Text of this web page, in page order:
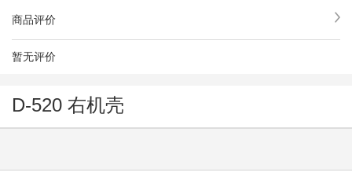
商品评价
暂无评价
D-520 右机壳